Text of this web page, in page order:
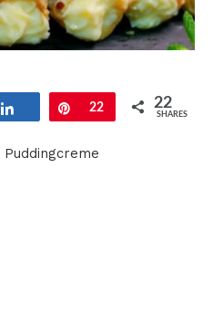
Pin
22 22
SHARES